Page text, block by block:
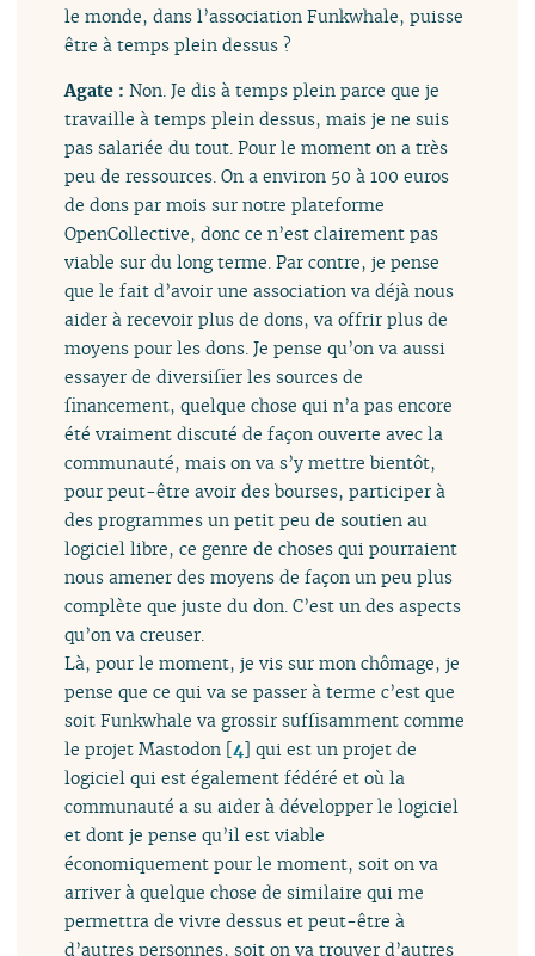
le monde, dans l’association Funkwhale, puisse
être à temps plein dessus ?
Agate :Non. Je dis à temps plein parce que je
travaille à temps plein dessus, mais je ne suis
pas salariée du tout. Pour le moment on a très
peu de ressources. On a environ 50 à 100 euros
de dons par mois sur notre plateforme
OpenCollective, donc ce n’est clairement pas
viable sur du long terme. Par contre, je pense
que le fait d’avoir une association va déjà nous
aider à recevoir plus de dons, va offrir plus de
moyens pour les dons. Je pense qu’on va aussi
essayer de diversifier les sources de
financement, quelque chose qui n’a pas encore
été vraiment discuté de façon ouverte avec la
communauté, mais on va s’y mettre bientôt,
pour peut-être avoir des bourses, participer à
des programmes un petit peu de soutien au
logiciel libre, ce genre de choses qui pourraient
nous amener des moyens de façon un peu plus
complète que juste du don. C’est un des aspects
qu’on va creuser.
Là, pour le moment, je vis sur mon chômage, je
pense que ce qui va se passer à terme c’est que
soit Funkwhale va grossir suffisamment comme
le projet Mastodon [4] qui est un projet de
logiciel qui est également fédéré et où la
communauté a su aider à développer le logiciel
et dont je pense qu’il est viable
économiquement pour le moment, soit on va
arriver à quelque chose de similaire qui me
permettra de vivre dessus et peut-être à
d’autres personnes, soit on va trouver d’autres